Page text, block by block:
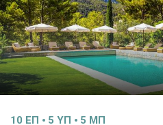
10 ΕΠ 5 ΥΠ 5 ΜΠ